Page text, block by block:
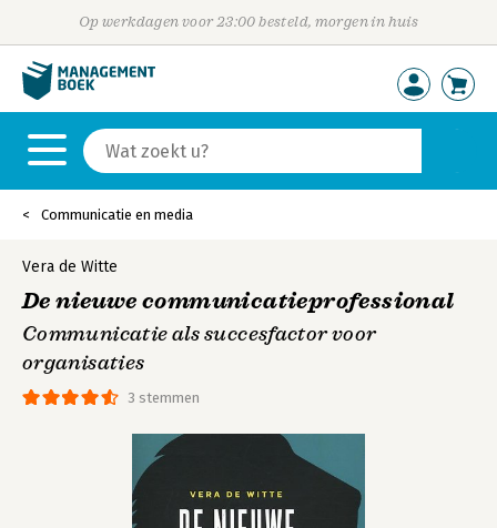
Op werkdagen voor 23:00 besteld, morgen in huis
Communicatie en media
3 stemmen
Vera de Witte
De nieuwe communicatieprofessional
Communicatie als succesfactor voor
organisaties